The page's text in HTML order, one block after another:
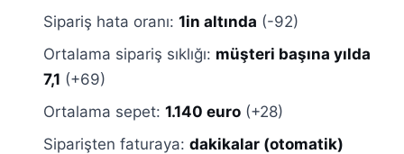
Sipariş hata oranı: 1in altında (-92)
Ortalama sipariş sıklığı: müşteri başına yılda
7,1 (+69)
Ortalama sepet: 1.140 euro (+28)
Siparişten faturaya: dakikalar (otomatik)